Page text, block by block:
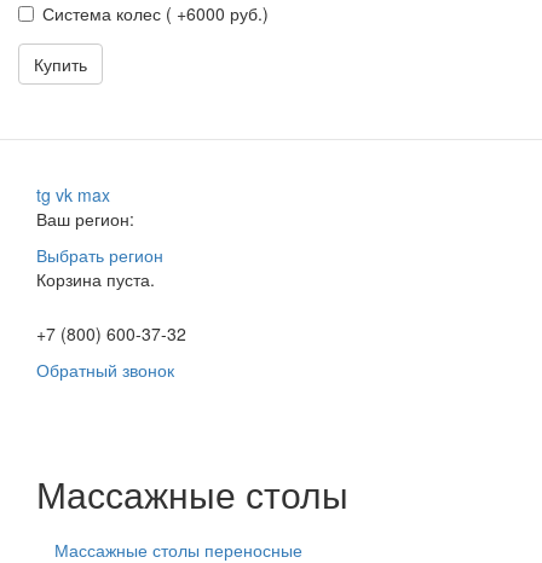
Система колес ( +6000 руб.)
Купить
tg vk max
Ваш регион:
Выбрать регион
Корзина пуста.
+7 (800) 600-37-32
Обратный звонок
Массажные столы
Массажные столы переносные